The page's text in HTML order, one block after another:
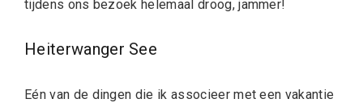
tijdens ons bezoek helemaal droog, jammer!
Heiterwanger See
Eén van de dingen die ik associeer met een vakantie